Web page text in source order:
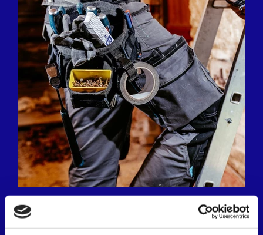
L-BOXX PROCLICK
Werkzeuggürtel mit Taschen